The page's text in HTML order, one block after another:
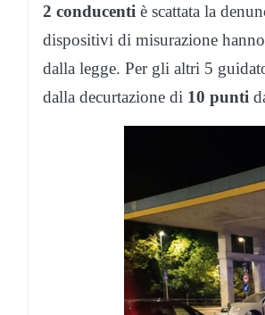
2 conducenti è scattata la
dispositivi di misurazione
dalla legge. Per gli altri 5
dalla decurtazione di 10 punti